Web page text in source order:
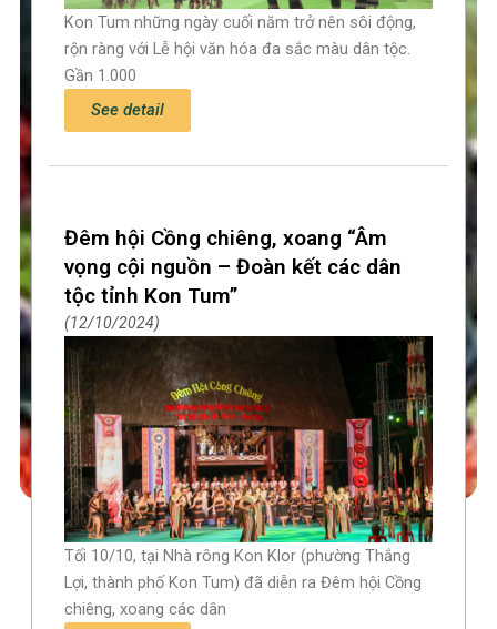
Kon Tum những ngày cuối năm trở nên sôi động,
rộn ràng với Lễ hội văn hóa đa sắc màu dân tộc.
Gần 1.000
See detail
Đêm hội Cồng chiêng, xoang “Âm
vọng cội nguồn – Đoàn kết các dân
tộc tỉnh Kon Tum”
12/10/2024
Tối 10/10, tại Nhà rông Kon Klor (phường Thắng
Lợi, thành phố Kon Tum) đã diễn ra Đêm hội Cồng
chiêng, xoang các dân